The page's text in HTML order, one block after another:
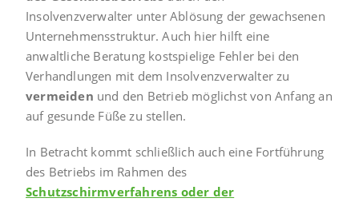
Insolvenzverwalter unter Ablösung der gewachsenen
Unternehmensstruktur. Auch hier hilft eine
anwaltliche Beratung kostspielige Fehler bei den
Verhandlungen mit dem Insolvenzverwalter zu
vermeiden und den Betrieb möglichst von Anfang an
auf gesunde Füße zu stellen.
In Betracht kommt schließlich auch eine Fortführung
des Betriebs im Rahmen des
Schutzschirmverfahrens oder der